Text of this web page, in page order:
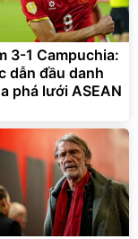
3-1 Campuchia:
dẫn đầu danh
phá lưới ASEAN